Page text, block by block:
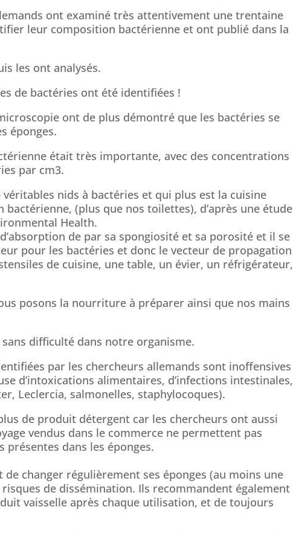
ont examiné très attentivement une trentaine
leur composition bactérienne et ont publié dans la
les ont analysés.
de bactéries ont été identifiées !
ont de plus démontré que les bactéries se
éponges.
était très importante, avec des concentrations
par cm3.
nids à bactéries et qui plus est la cuisine
(plus que nos toilettes), d’après une étude
Health.
de par sa spongiosité et sa porosité et il se
pour les bactéries et donc le vecteur de propagation
de cuisine, une table, un évier, un réfrigérateur,
posons la nourriture à préparer ainsi que nos mains
difficulté dans notre organisme.
par les chercheurs allemands sont inoffensives
d’intoxications alimentaires, d’infections intestinales,
Leclercia, salmonelles, staphylocoques).
de produit détergent car les chercheurs ont aussi
vendus dans le commerce ne permettent pas
présentes dans les éponges.
de changer régulièrement ses éponges (au moins une
de dissémination. Ils recommandent également
vaisselle après chaque utilisation, et de toujours